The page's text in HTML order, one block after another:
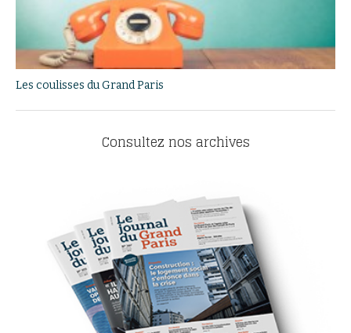
Les coulisses du Grand Paris
Consultez nos archives